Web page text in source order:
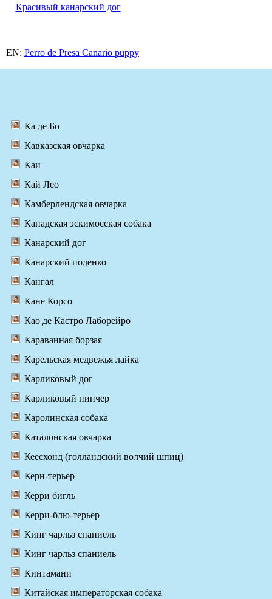
Красивый канарский дог
EN: Perro de Presa Canario puppy
Ка де Бо
Кавказская овчарка
Каи
Кай Лео
Камберлендская овчарка
Канадская эскимосская собака
Канарский дог
Канарский поденко
Кангал
Кане Корсо
Као де Кастро Лаборейро
Караванная борзая
Карельская медвежья лайка
Карликовый дог
Карликовый пинчер
Каролинская собака
Каталонская овчарка
Кеесхонд (голландский волчий шпиц)
Керн-терьер
Керри бигль
Керри-блю-терьер
Кинг чарльз спаниель
Кинг чарльз спаниель
Кинтамани
Китайская императорская собака